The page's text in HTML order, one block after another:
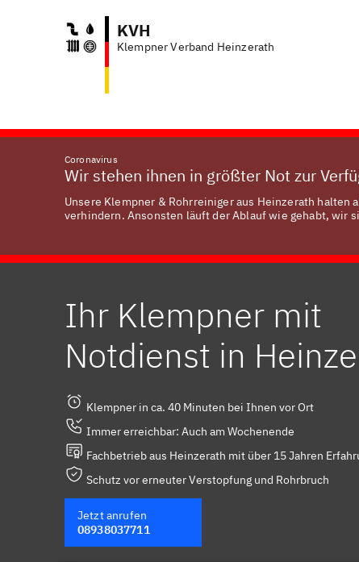
KVH
Klempner Verband Heinzerath
Coronavirus
Wir stehen ihnen in größter Not zur
Unsere Klempner & Rohrreiniger aus Heinzerath
verhindern. Ansonsten läuft der Ablauf wie gehabt, wir
Ihr Klempner mit
Notdienst in
Klempner in ca. 40 Minuten bei Ihnen vor Ort
Immer erreichbar: Auch am Wochenende
Fachbetrieb aus Heinzerath mit über 15 Jahren
Schutz vor erneuter Verstopfung und Rohrbruch
Jetzt anrufen
08938037711